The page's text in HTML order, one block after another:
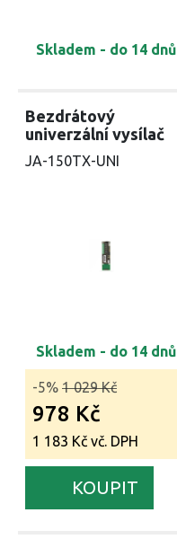
Skladem - do 14 dnů
Bezdrátový
univerzální vysílač
JA-150TX-UNI
Skladem - do 14 dnů
-5% 1 029 Kč
978 Kč
1 183 Kč vč. DPH
KOUPIT